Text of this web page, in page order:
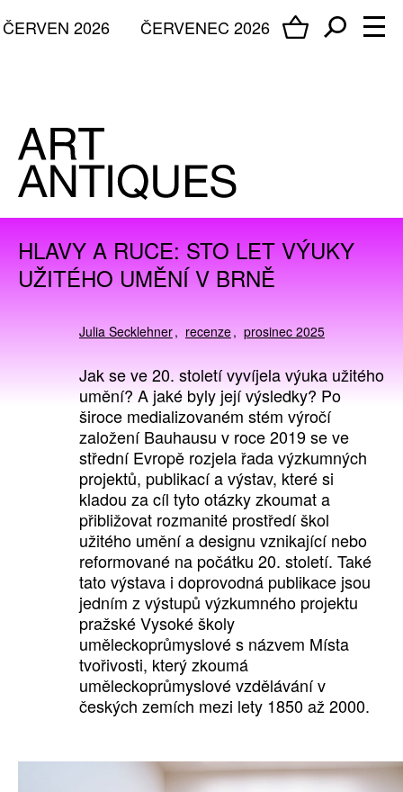
ČERVENEC 2026
ČERVEN 2026
HLAVY A RUCE: STO LET VÝUKY
UŽITÉHO UMĚNÍ V BRNĚ
Julia Secklehner recenze prosinec 2025
Jak se ve 20. století vyvíjela výuka užitého
umění? A jaké byly její výsledky? Po
široce medializovaném stém výročí
založení Bauhausu v roce 2019 se ve
střední Evropě rozjela řada výzkumných
projektů, publikací a výstav, které si
kladou za cíl tyto otázky zkoumat a
přibližovat rozmanité prostředí škol
užitého umění a designu vznikající nebo
reformované na počátku 20. století. Také
tato výstava i doprovodná publikace jsou
jedním z výstupů výzkumného projektu
pražské Vysoké školy
uměleckoprůmyslové s názvem Místa
tvořivosti, který zkoumá
uměleckoprůmyslové vzdělávání v
českých zemích mezi lety 1850 až 2000.